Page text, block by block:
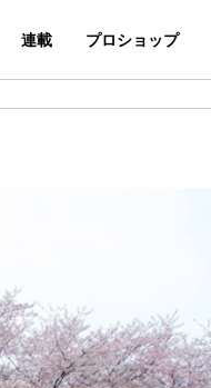
連載 プロショップ